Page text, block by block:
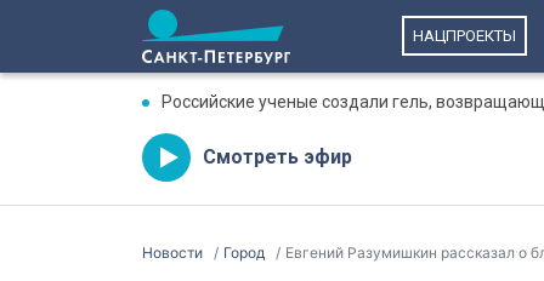
НАЦПРОЕКТЫ
Российские ученые создали гель,
Смотреть эфир
Новости Город Евгений Разумишкин рассказал о